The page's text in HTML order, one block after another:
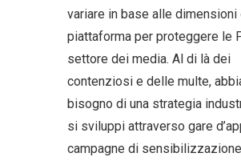
variare in base alle dimensioni
piattaforma per proteggere le
settore dei media. Al di là dei
contenziosi e delle multe,
bisogno di una strategia
si sviluppi attraverso gare
campagne di